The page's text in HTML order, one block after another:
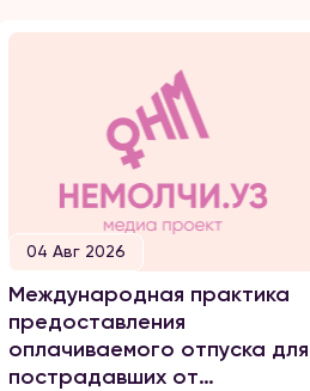
04 Авг 2026
Международная практика
предоставления
оплачиваемого отпуска для
пострадавших от